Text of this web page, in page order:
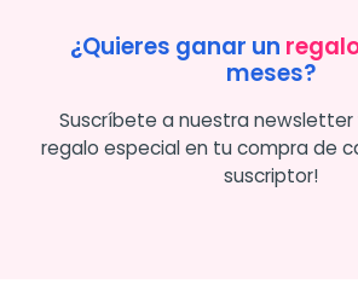
¿Quieres ganar un
meses?
Suscríbete a nuestra newsletter
regalo especial en tu compra de
suscriptor!